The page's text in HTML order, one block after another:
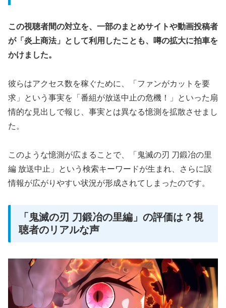
この視聴者間の対立を、一部のまとめサイトや動画投稿者
が「炎上商法」として利用したことも、噂の拡大に拍車を
かけました。
彼らはアクセス数を稼ぐために、「ファンがカットを要
求」という事実を「番組が放送中止の危機！」といった扇
情的な見出しで報じ、事実とは異なる憶測を拡散させまし
た。
このような憶測が広まることで、「鬼滅の刃 刀鍛冶の里
編 放送中止」という検索キーワードが生まれ、さらに誤
情報が広がりやすい状況が形成されてしまったのです。
「鬼滅の刃 刀鍛冶の里編」の評価は？視
聴者のリアルな声